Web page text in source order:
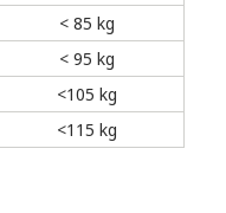
< 85 kg
< 95 kg
<105 kg
<115 kg